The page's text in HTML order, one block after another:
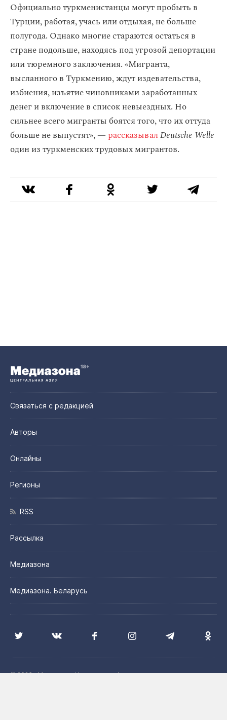
Официально туркменистанцы могут пробыть в
Турции, работая, учась или отдыхая, не больше
полугода. Однако многие стараются остаться в
стране подольше, находясь под угрозой депортации
или тюремного заключения. «Мигранта,
высланного в Туркмению, ждут издевательства,
избиения, изъятие чиновниками заработанных
денег и включение в список невыездных. Но
сильнее всего мигранты боятся того, что их оттуда
больше не выпустят», —рассказывалDeutsche Welle
один из туркменских трудовых мигрантов.
Связаться с редакцией
Авторы
Онлайны
Регионы
RSS
Рассылка
Медиазона
Медиазона. Беларусь
© 2026 «Медиазона Центральная Азия»